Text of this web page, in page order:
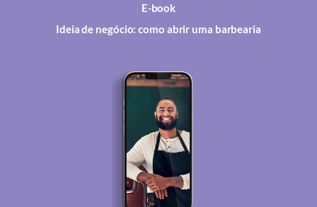
E-book
Ideia de negócio: como abrir uma barbearia